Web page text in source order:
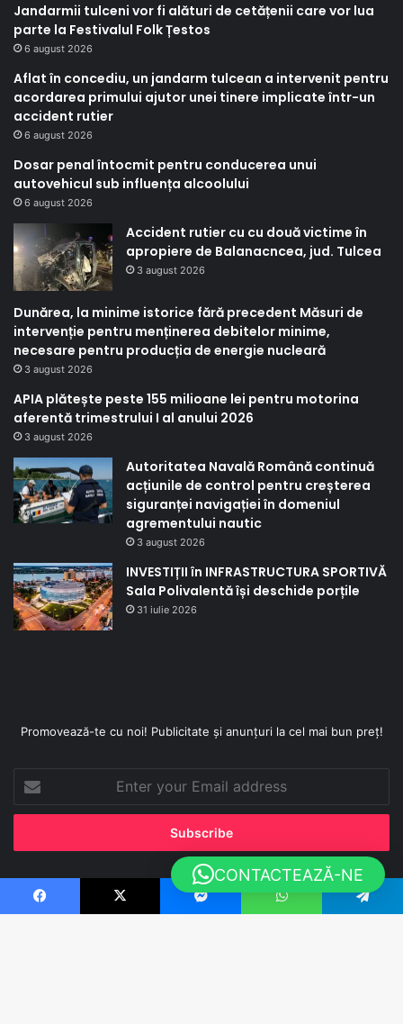
Jandarmii tulceni vor fi alături de cetățenii care vor lua
parte la Festivalul Folk Țestos
6 august 2026
Aflat în concediu, un jandarm tulcean a intervenit pentru
acordarea primului ajutor unei tinere implicate într-un
accident rutier
6 august 2026
Dosar penal întocmit pentru conducerea unui
autovehicul sub influența alcoolului
6 august 2026
Accident rutier cu cu două victime în
apropiere de Balanacncea, jud. Tulcea
3 august 2026
Dunărea, la minime istorice fără precedent Măsuri de
intervenție pentru menținerea debitelor minime,
necesare pentru producția de energie nucleară
3 august 2026
APIA plătește peste 155 milioane lei pentru motorina
aferentă trimestrului I al anului 2026
3 august 2026
Autoritatea Navală Română continuă
acțiunile de control pentru creșterea
siguranței navigației în domeniul
agrementului nautic
3 august 2026
INVESTIȚII în INFRASTRUCTURA SPORTIVĂ
Sala Polivalentă își deschide porțile
31 iulie 2026
Promovează-te cu noi! Publicitate și anunțuri la cel mai bun preț!
your
Email
Facebook X Messenger WhatsApp Telegram
CONTACTEAZĂ-NE